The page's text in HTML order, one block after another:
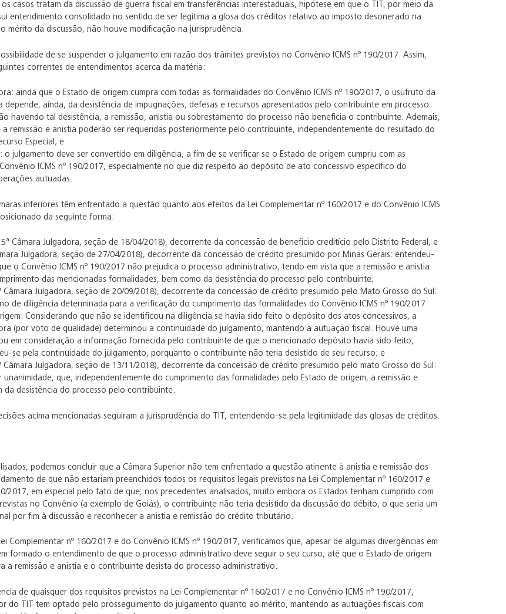
os casos tratam da discussão de guerra fiscal em transferências interestaduais, hipótese em que o TIT, por meio da
entendimento consolidado no sentido de ser legítima a glosa dos créditos relativo ao imposto desonerado na
mérito da discussão, não houve modificação na jurisprudência.
de se suspender o julgamento em razão dos trâmites previstos no Convênio ICMS nº 190/2017. Assim,
correntes de entendimentos acerca da matéria:
ainda que o Estado de origem cumpra com todas as formalidades do Convênio ICMS nº 190/2017, o usufruto da
depende, ainda, da desistência de impugnações, defesas e recursos apresentados pelo contribuinte em processo
havendo tal desistência, a remissão, anistia ou sobrestamento do processo não beneficia o contribuinte. Ademais,
a remissão e anistia poderão ser requeridas posteriormente pelo contribuinte, independentemente do resultado do
Especial; e
o julgamento deve ser convertido em diligência, a fim de se verificar se o Estado de origem cumpriu com as
ICMS nº 190/2017, especialmente no que diz respeito ao depósito de ato concessivo específico do
autuadas.
inferiores têm enfrentado a questão quanto aos efeitos da Lei Complementar nº 160/2017 e do Convênio ICMS
da seguinte forma:
Câmara Julgadora, seção de 18/04/2018), decorrente da concessão de benefício creditício pelo Distrito Federal, e
Julgadora, seção de 27/04/2018), decorrente da concessão de crédito presumido por Minas Gerais: entendeu-
o Convênio ICMS nº 190/2017 não prejudica o processo administrativo, tendo em vista que a remissão e anistia
das mencionadas formalidades, bem como da desistência do processo pelo contribuinte;
Câmara Julgadora, seção de 20/09/2018), decorrente da concessão de crédito presumido pelo Mato Grosso do Sul:
de diligência determinada para a verificação do cumprimento das formalidades do Convênio ICMS nº 190/2017
Considerando que não se identificou na diligência se havia sido feito o depósito dos atos concessivos, a
(por voto de qualidade) determinou a continuidade do julgamento, mantendo a autuação fiscal. Houve uma
em consideração a informação fornecida pelo contribuinte de que o mencionado depósito havia sido feito,
se pela continuidade do julgamento, porquanto o contribuinte não teria desistido de seu recurso; e
Câmara Julgadora, seção de 13/11/2018), decorrente da concessão de crédito presumido pelo mato Grosso do Sul:
unanimidade, que, independentemente do cumprimento das formalidades pelo Estado de origem, a remissão e
da desistência do processo pelo contribuinte.
acima mencionadas seguiram a jurisprudência do TIT, entendendo-se pela legitimidade das glosas de créditos.
podemos concluir que a Câmara Superior não tem enfrentado a questão atinente à anistia e remissão dos
de que não estariam preenchidos todos os requisitos legais previstos na Lei Complementar nº 160/2017 e
2017, em especial pelo fato de que, nos precedentes analisados, muito embora os Estados tenham cumprido com
no Convênio (a exemplo de Goiás), o contribuinte não teria desistido da discussão do débito, o que seria um
por fim à discussão e reconhecer a anistia e remissão do crédito tributário.
Complementar nº 160/2017 e do Convênio ICMS nº 190/2017, verificamos que, apesar de algumas divergências em
formado o entendimento de que o processo administrativo deve seguir o seu curso, até que o Estado de origem
a remissão e anistia e o contribuinte desista do processo administrativo.
de quaisquer dos requisitos previstos na Lei Complementar nº 160/2017 e no Convênio ICMS nº 190/2017,
do TIT tem optado pelo prosseguimento do julgamento quanto ao mérito, mantendo as autuações fiscais com